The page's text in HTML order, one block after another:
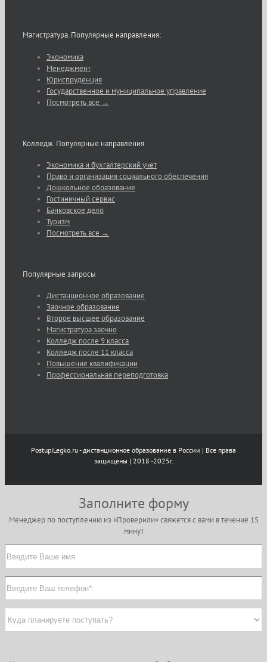
Магистратура. Популярные направления:
Экономика
Менеджмент
Юриспруденция
Государственное и муниципальное управление
Посмотреть все →
Колледж. Популярные направления
Экономика и бухгалтерский учет
Право и организация социального обеспечения
Дошкольное образование
Гостиничный сервис
Банковское дело
Туризм
Посмотреть все →
Популярные запросы
Дистанционное образование
Заочное образование
Второе высшее образование
Магистратура заочно
Колледж после 9 класса
Колледж после 11 класса
Повышение квалификации
Профессиональная переподготовка
PostupiLegko.ru - дистанционное образование в России | Все права
защищены | 2018 -2025г.
Заполните форму
Менеджер по поступлению из «Проверили» свяжется с вами в течение 15
минут